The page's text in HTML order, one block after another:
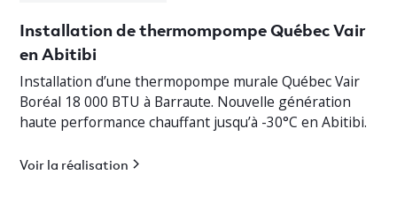
Installation de thermompompe Québec Vair
en Abitibi
Installation d’une thermopompe murale Québec Vair
Boréal 18 000 BTU à Barraute. Nouvelle génération
haute performance chauffant jusqu’à -30°C en Abitibi.
Voir la réalisation